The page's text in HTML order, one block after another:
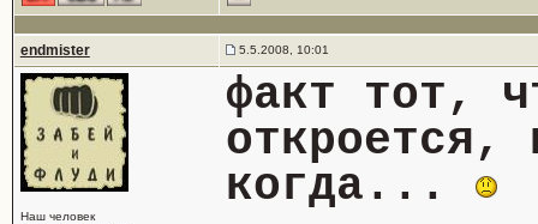
endmister 5.5.2008, 10:01
Наш человек
факт тот,
откроется,
когда...